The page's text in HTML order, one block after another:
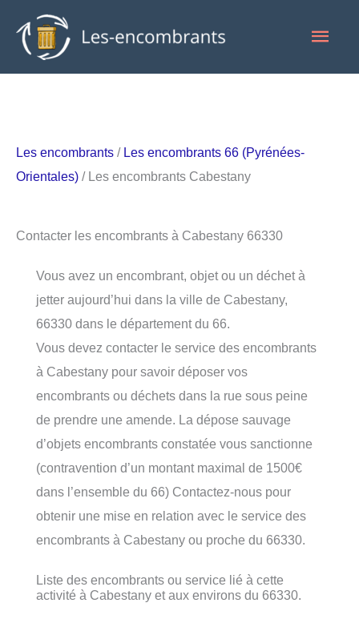
contenu
Les encombrants / Les encombrants 66 (Pyrénées-
Orientales) / Les encombrants Cabestany
Contacter les encombrants à Cabestany 66330
Vous avez un encombrant, objet ou un déchet à
jetter aujourd’hui dans la ville de Cabestany,
66330 dans le département du 66.
Vous devez contacter le service des encombrants
à Cabestany pour savoir déposer vos
encombrants ou déchets dans la rue sous peine
de prendre une amende. La dépose sauvage
d’objets encombrants constatée vous sanctionne
(contravention d’un montant maximal de 1500€
dans l’ensemble du 66) Contactez-nous pour
obtenir une mise en relation avec le service des
encombrants à Cabestany ou proche du 66330.
Liste des encombrants ou service lié à cette
activité à Cabestany et aux environs du 66330.